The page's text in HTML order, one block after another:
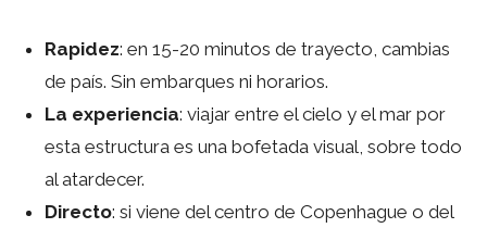
Rapidez: en 15-20 minutos de trayecto, cambias
de país. Sin embarques ni horarios.
La experiencia: viajar entre el cielo y el mar por
esta estructura es una bofetada visual, sobre todo
al atardecer.
Directo: si viene del centro de Copenhague o del